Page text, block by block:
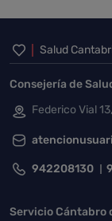
Inicio del
Salud
Consejería de
Federico Vial
942208130
Servicio Cántabro